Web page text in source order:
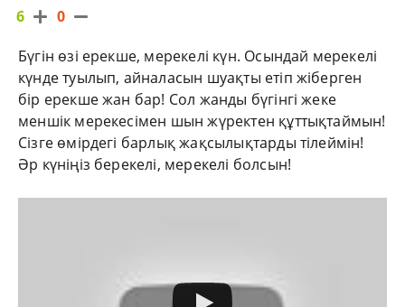
6 0
Бүгін өзі ерекше, мерекелі күн. Осындай мерекелі
күнде туылып, айналасын шуақты етіп жіберген
бір ерекше жан бар! Сол жанды бүгінгі жеке
меншік мерекесімен шын жүректен құттықтаймын!
Сізге өмірдегі барлық жақсылықтарды тілеймін!
Әр күніңіз берекелі, мерекелі болсын!